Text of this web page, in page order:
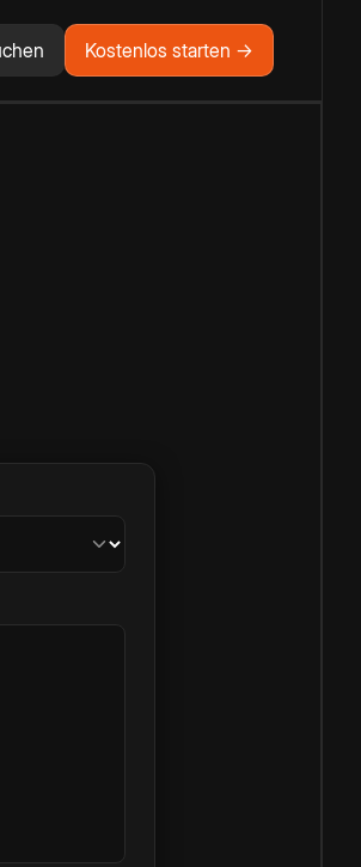
Kostenlos starten →